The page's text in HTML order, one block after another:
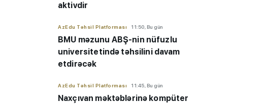
aktivdir
AzEdu Təhsil Platforması 11:50, Bu gün
BMU məzunu ABŞ-nin nüfuzlu
universitetində təhsilini davam
etdirəcək
AzEdu Təhsil Platforması 11:45, Bu gün
Naxçıvan məktəblərinə kompüter